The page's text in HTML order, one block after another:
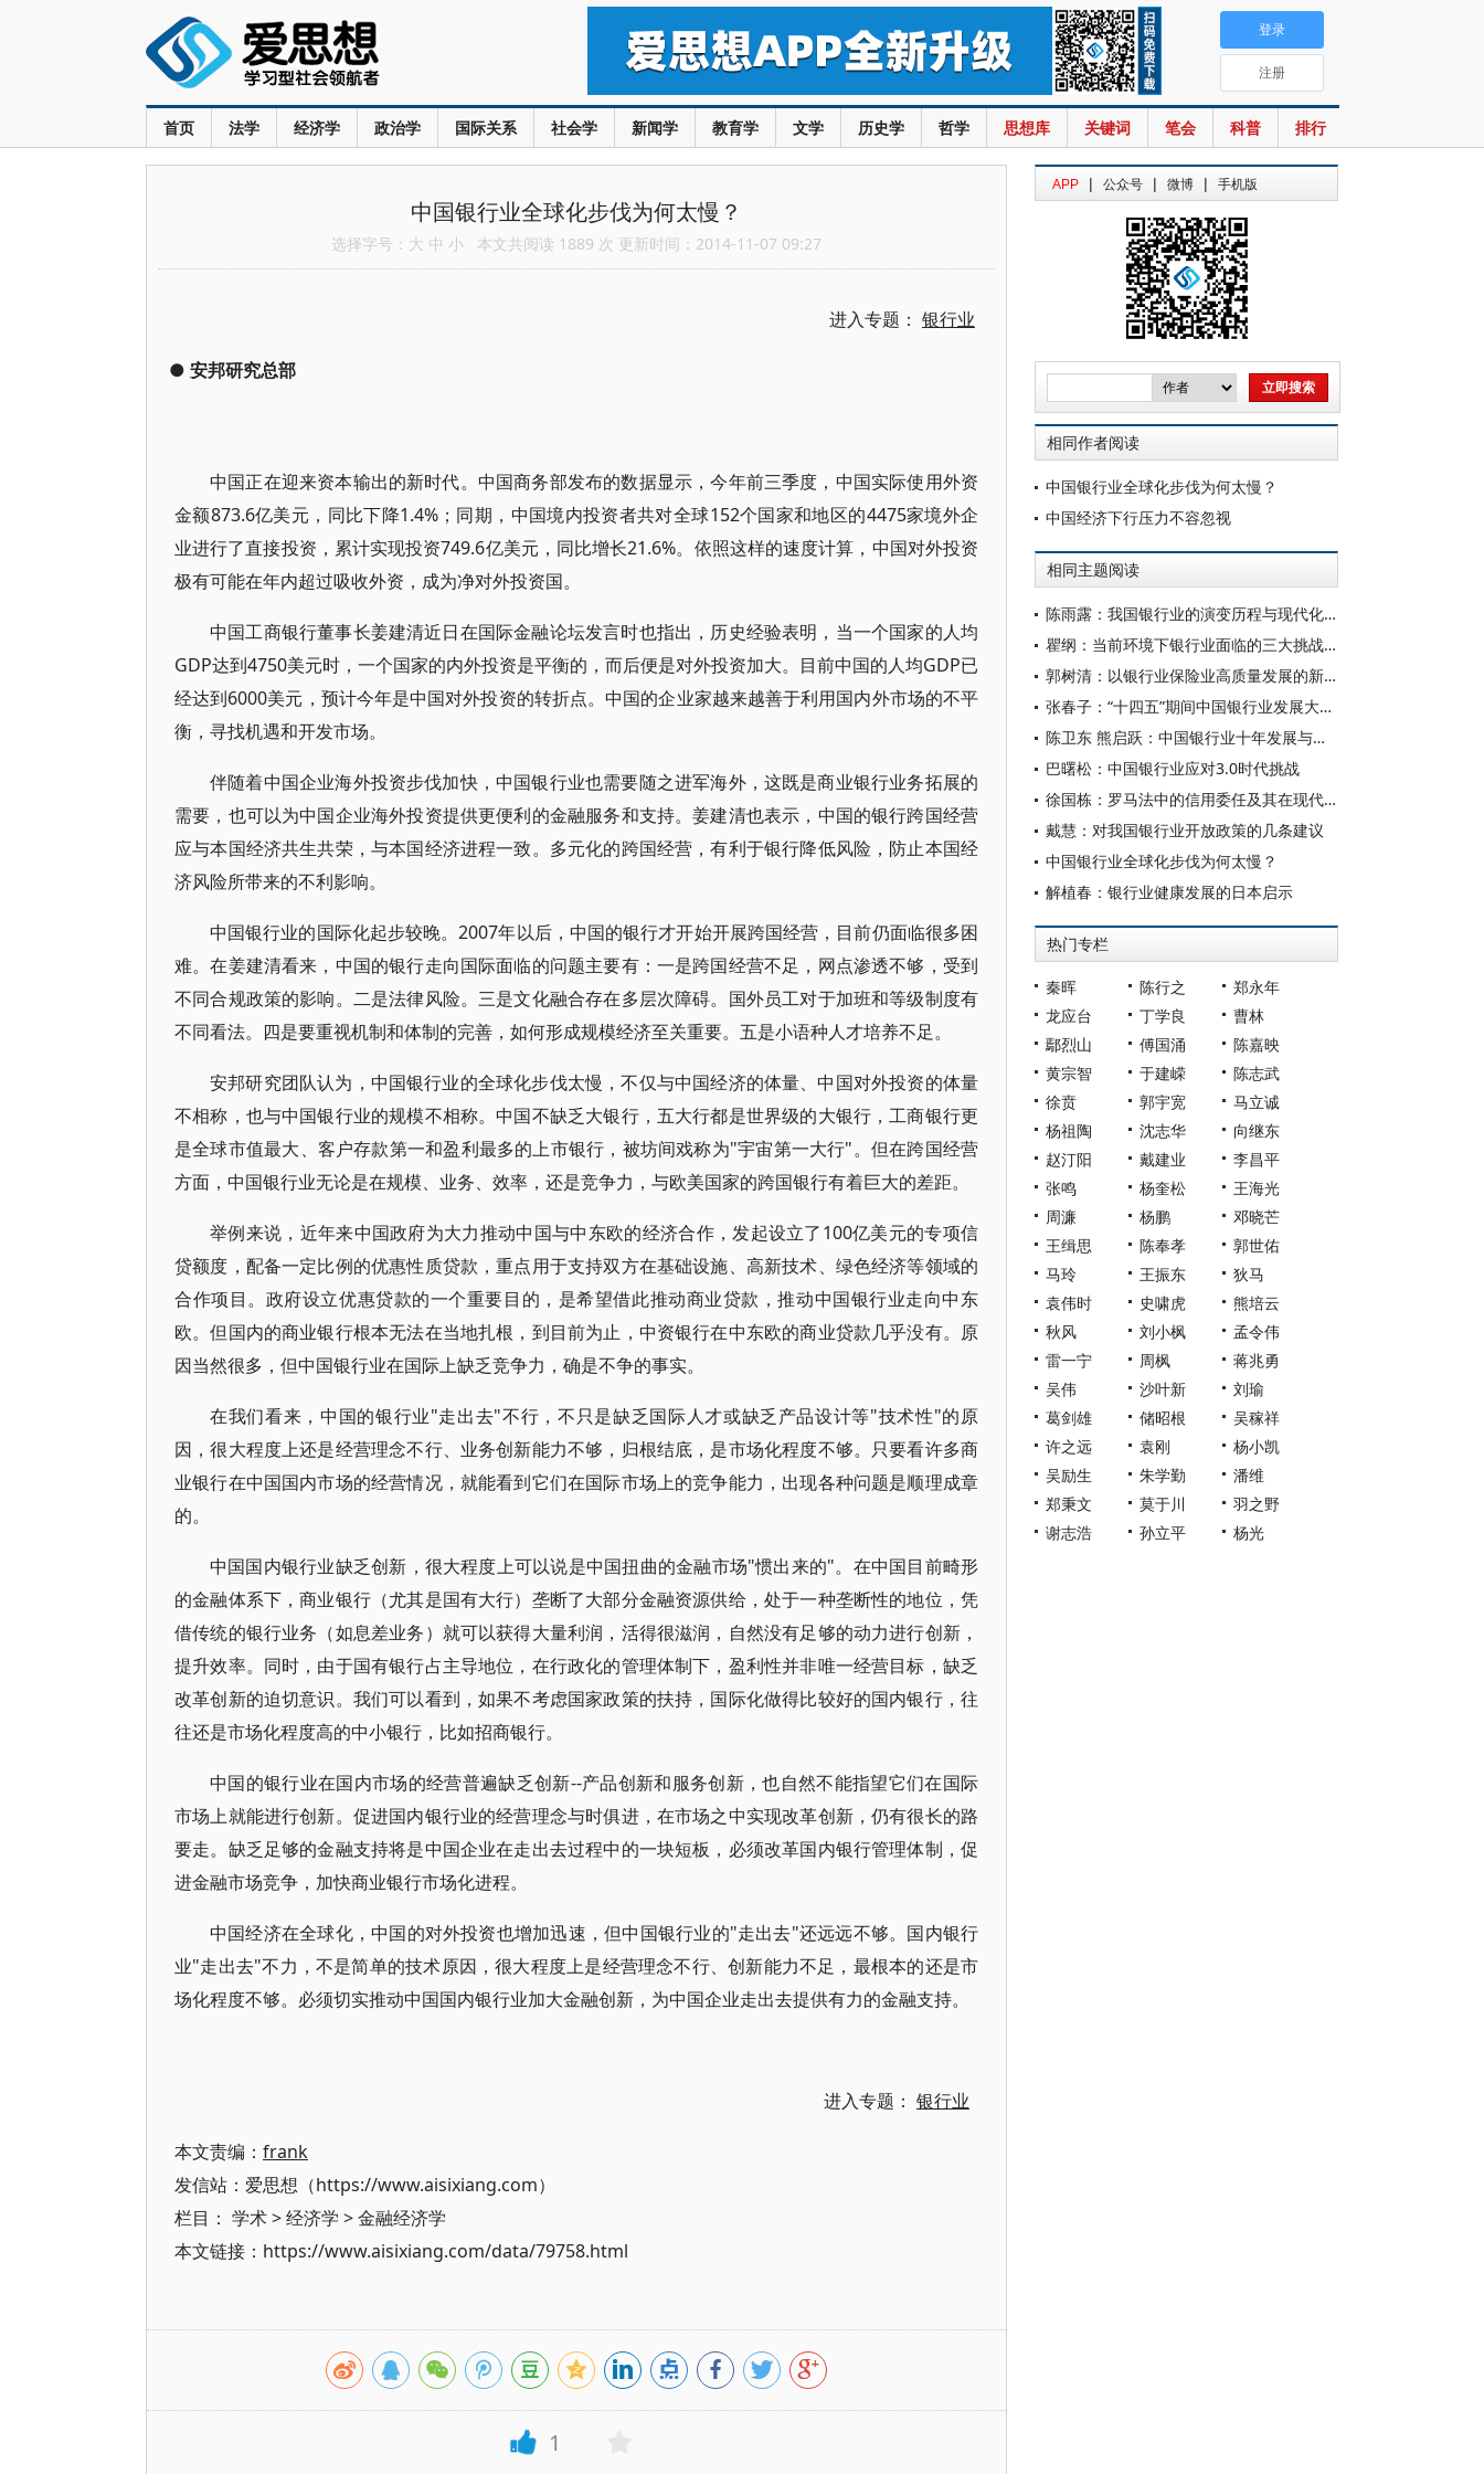
首页 法学 经济学 政治学 国际关系 社会学 新闻学 教育学 文学 历史学 哲学 思想库 关键词 笔会 科普 排行
登录
注册
中国银行业全球化步伐为何太慢？
选择字号： 大 中 小 本文共阅读 1889 次 更新时间：2014-11-07 09:27
进入专题： 银行业
● 安邦研究总部
中国正在迎来资本输出的新时代。中国商务部发布的数据显示，今年前三季度，中国实际使用外资
金额873.6亿美元，同比下降1.4%；同期，中国境内投资者共对全球152个国家和地区的4475家境外企
业进行了直接投资，累计实现投资749.6亿美元，同比增长21.6%。依照这样的速度计算，中国对外投资
极有可能在年内超过吸收外资，成为净对外投资国。
中国工商银行董事长姜建清近日在国际金融论坛发言时也指出，历史经验表明，当一个国家的人均
GDP达到4750美元时，一个国家的内外投资是平衡的，而后便是对外投资加大。目前中国的人均GDP已
经达到6000美元，预计今年是中国对外投资的转折点。中国的企业家越来越善于利用国内外市场的不平
衡，寻找机遇和开发市场。
伴随着中国企业海外投资步伐加快，中国银行业也需要随之进军海外，这既是商业银行业务拓展的
需要，也可以为中国企业海外投资提供更便利的金融服务和支持。姜建清也表示，中国的银行跨国经营
应与本国经济共生共荣，与本国经济进程一致。多元化的跨国经营，有利于银行降低风险，防止本国经
济风险所带来的不利影响。
中国银行业的国际化起步较晚。2007年以后，中国的银行才开始开展跨国经营，目前仍面临很多困
难。在姜建清看来，中国的银行走向国际面临的问题主要有：一是跨国经营不足，网点渗透不够，受到
不同合规政策的影响。二是法律风险。三是文化融合存在多层次障碍。国外员工对于加班和等级制度有
不同看法。四是要重视机制和体制的完善，如何形成规模经济至关重要。五是小语种人才培养不足。
安邦研究团队认为，中国银行业的全球化步伐太慢，不仅与中国经济的体量、中国对外投资的体量
不相称，也与中国银行业的规模不相称。中国不缺乏大银行，五大行都是世界级的大银行，工商银行更
是全球市值最大、客户存款第一和盈利最多的上市银行，被坊间戏称为"宇宙第一大行"。但在跨国经营
方面，中国银行业无论是在规模、业务、效率，还是竞争力，与欧美国家的跨国银行有着巨大的差距。
举例来说，近年来中国政府为大力推动中国与中东欧的经济合作，发起设立了100亿美元的专项信
贷额度，配备一定比例的优惠性质贷款，重点用于支持双方在基础设施、高新技术、绿色经济等领域的
合作项目。政府设立优惠贷款的一个重要目的，是希望借此推动商业贷款，推动中国银行业走向中东
欧。但国内的商业银行根本无法在当地扎根，到目前为止，中资银行在中东欧的商业贷款几乎没有。原
因当然很多，但中国银行业在国际上缺乏竞争力，确是不争的事实。
在我们看来，中国的银行业"走出去"不行，不只是缺乏国际人才或缺乏产品设计等"技术性"的原
因，很大程度上还是经营理念不行、业务创新能力不够，归根结底，是市场化程度不够。只要看许多商
业银行在中国国内市场的经营情况，就能看到它们在国际市场上的竞争能力，出现各种问题是顺理成章
的。
中国国内银行业缺乏创新，很大程度上可以说是中国扭曲的金融市场"惯出来的"。在中国目前畸形
的金融体系下，商业银行（尤其是国有大行）垄断了大部分金融资源供给，处于一种垄断性的地位，凭
借传统的银行业务（如息差业务）就可以获得大量利润，活得很滋润，自然没有足够的动力进行创新，
提升效率。同时，由于国有银行占主导地位，在行政化的管理体制下，盈利性并非唯一经营目标，缺乏
改革创新的迫切意识。我们可以看到，如果不考虑国家政策的扶持，国际化做得比较好的国内银行，往
往还是市场化程度高的中小银行，比如招商银行。
中国的银行业在国内市场的经营普遍缺乏创新--产品创新和服务创新，也自然不能指望它们在国际
市场上就能进行创新。促进国内银行业的经营理念与时俱进，在市场之中实现改革创新，仍有很长的路
要走。缺乏足够的金融支持将是中国企业在走出去过程中的一块短板，必须改革国内银行管理体制，促
进金融市场竞争，加快商业银行市场化进程。
中国经济在全球化，中国的对外投资也增加迅速，但中国银行业的"走出去"还远远不够。国内银行
业"走出去"不力，不是简单的技术原因，很大程度上是经营理念不行、创新能力不足，最根本的还是市
场化程度不够。必须切实推动中国国内银行业加大金融创新，为中国企业走出去提供有力的金融支持。
进入专题： 银行业
本文责编： frank
发信站：爱思想（https://www.aisixiang.com）
栏目： 学术>经济学 >金融经济学
本文链接：https://www.aisixiang.com/data/79758.html
1
APP | 公众号 | 微博 | 手机版
相同作者阅读
中国银行业全球化步伐为何太慢？
中国经济下行压力不容忽视
相同主题阅读
陈雨露：我国银行业的演变历程与现代化发展
瞿纲：当前环境下银行业面临的三大挑战及应对策略
郭树清：以银行业保险业高质量发展的新突破，促进国民经济加快构建新发展格局
张春子：“十四五”期间中国银行业发展大趋势
陈卫东 熊启跃：中国银行业十年发展与监管
巴曙松：中国银行业应对3.0时代挑战
徐国栋：罗马法中的信用委任及其在现代法中的继受
戴慧：对我国银行业开放政策的几条建议
中国银行业全球化步伐为何太慢？
解植春：银行业健康发展的日本启示
热门专栏
秦晖 陈行之
郑永年
龙应台
丁学良
曹林
鄢烈山
傅国涌
陈嘉映
黄宗智
于建嵘
陈志武
徐贲
郭宇宽
马立诚
杨祖陶
沈志华
向继东
赵汀阳
戴建业
李昌平
张鸣
杨奎松
王海光
周濂
杨鹏
邓晓芒
王缉思
陈奉孝
郭世佑
马玲
王振东
狄马
袁伟时
史啸虎
熊培云
秋风
刘小枫
孟令伟
雷一宁
周枫
蒋兆勇
吴伟
沙叶新
刘瑜
葛剑雄
储昭根
吴稼祥
许之远
袁刚
杨小凯
吴励生
朱学勤
潘维
郑秉文
莫于川
羽之野
谢志浩
孙立平 杨光